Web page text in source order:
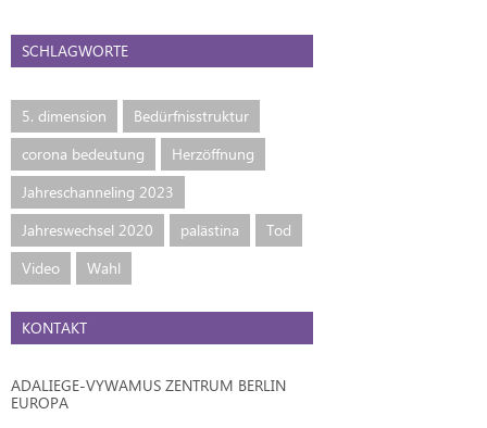
SCHLAGWORTE
5. dimension
Bedürfnisstruktur
corona bedeutung
Herzöffnung
Jahreschanneling 2023
Jahreswechsel 2020
palästina
Tod
Video
Wahl
KONTAKT
ADALIEGE-VYWAMUS ZENTRUM BERLIN
EUROPA